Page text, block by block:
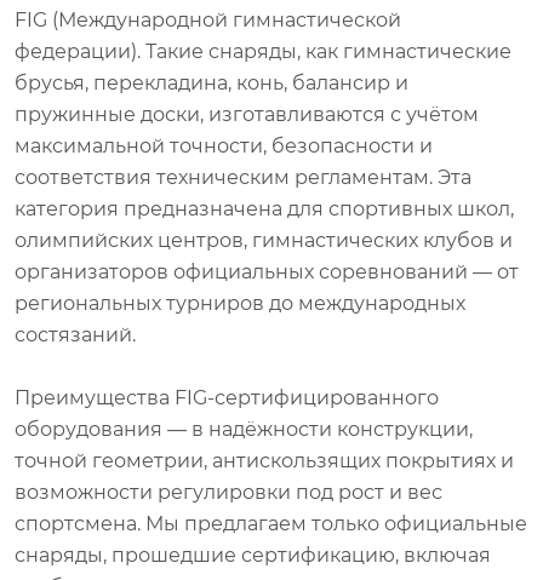
FIG (Международной гимнастической
федерации). Такие снаряды, как гимнастические
брусья, перекладина, конь, балансир и
пружинные доски, изготавливаются с учётом
максимальной точности, безопасности и
соответствия техническим регламентам. Эта
категория предназначена для спортивных школ,
олимпийских центров, гимнастических клубов и
организаторов официальных соревнований — от
региональных турниров до международных
состязаний.
Преимущества FIG-сертифицированного
оборудования — в надёжности конструкции,
точной геометрии, антискользящих покрытиях и
возможности регулировки под рост и вес
спортсмена. Мы предлагаем только официальные
снаряды, прошедшие сертификацию, включая